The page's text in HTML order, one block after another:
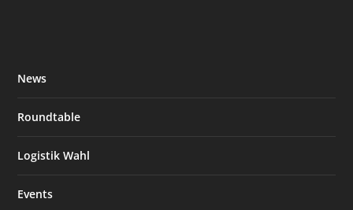
News
Roundtable
Logistik Wahl
Events